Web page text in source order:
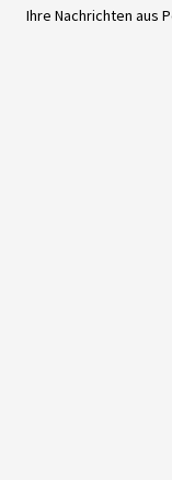
Ihre Nachrichten aus